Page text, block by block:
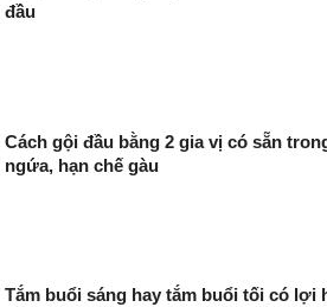
đầu
Cách gội đầu bằng 2 gia vị có sẵn
ngứa, hạn chế gàu
Tắm buổi sáng hay tắm buổi tối có lợi